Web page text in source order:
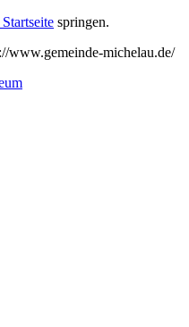
springen.
www.gemeinde-michelau.de/